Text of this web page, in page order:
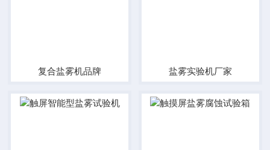
复合盐雾机品牌 盐雾实验机厂家